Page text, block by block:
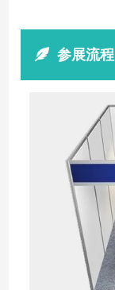
参展流程